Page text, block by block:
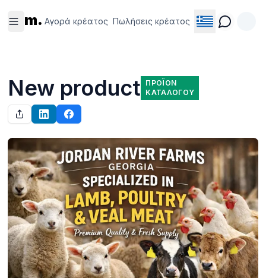
m. Αγορά κρέατος Πωλήσεις κρέατος
κρέατος κρέατος
New product
ΠΡΟΪΌΝ
ΚΑΤΑΛΌΓΟΥ